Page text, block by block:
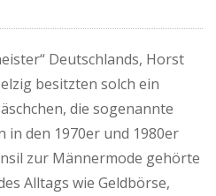
Deutschlands, Horst
besitzten solch ein
die sogenannte
in den 1970er und 1980er
zur Männermode gehörte
Alltags wie Geldbörse,